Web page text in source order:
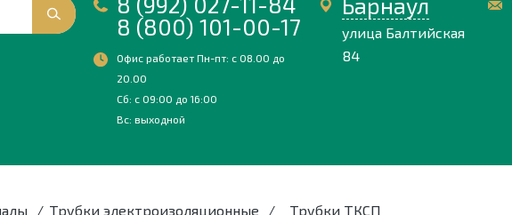
8 (800) 101-00-17
Офис работает Пн-пт: с 08.00 до
20.00
Сб: с 09:00 до 16:00
Вс: выходной
Барнаул
улица Балтийская
84
/ Трубки электроизоляционные / Трубки ТКСП